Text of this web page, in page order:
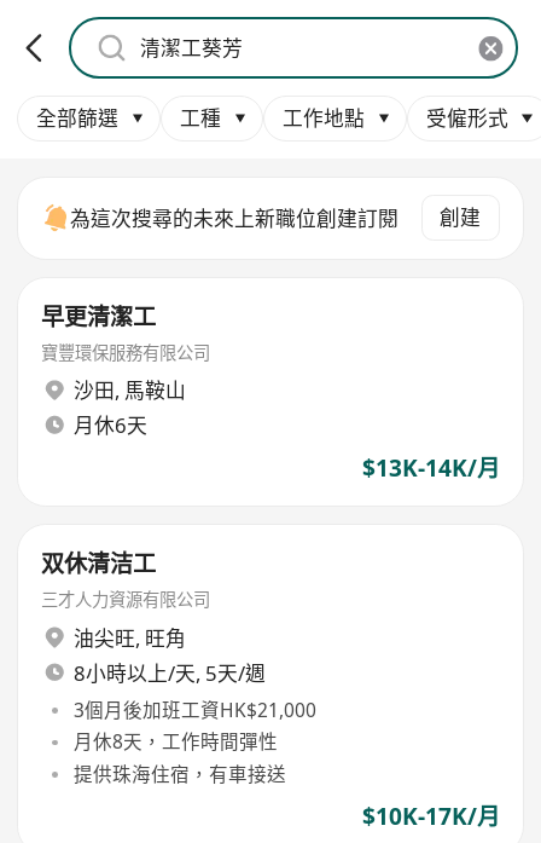
全部篩選 工種 工作地點 受僱形式
為這次搜尋的未來上新職位創建訂閱 創建
早更清潔工
寶豐環保服務有限公司
沙田, 馬鞍山
月休6天
$13K-14K/月
双休清洁工
三才人力資源有限公司
油尖旺, 旺角
8小時以上/天, 5天/週
3個月後加班工資HK$21,000
月休8天，工作時間彈性
提供珠海住宿，有車接送
$10K-17K/月